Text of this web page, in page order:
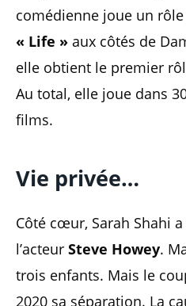
comédienne joue un
« Life » aux côtés de
elle obtient le premier
Au total, elle joue dans
films.
Vie privée…
Côté cœur, Sarah Shahi a
l’acteur Steve Howey.
trois enfants. Mais le
2020 sa séparation. La